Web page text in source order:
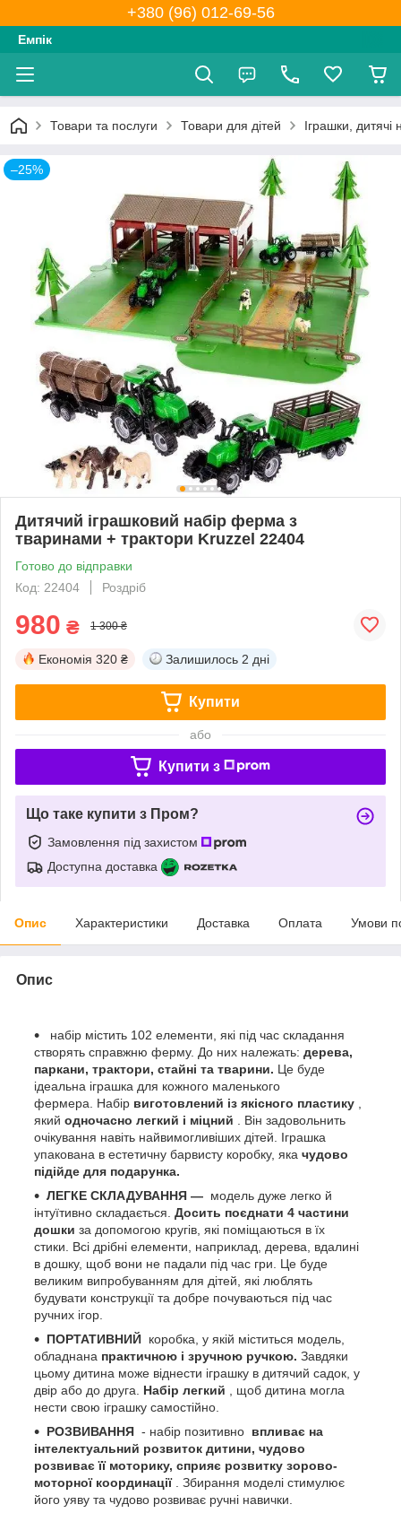
+380 (96) 012-69-56
Емпік
Товари та послуги Товари для дітей Іграшки, дитячі
–25%
Дитячий іграшковий набір ферма з
тваринами + трактори Kruzzel 22404
Готово до відправки
Код: 22404
Роздріб
980 ₴ 1 300 ₴
Економія 320 ₴ Залишилось 2 дні
Купити
або
Купити з
Що таке купити з Пром?
Замовлення під захистом
Доступна доставка
Опис Характеристики Доставка Оплата Умови
Опис
набір містить 102 елементи, які під час складання
створять справжню ферму. До них належать: дерева,
паркани, трактори, стайні та тварини. Це буде
ідеальна іграшка для кожного маленького
фермера. Набір виготовлений із якісного пластику
який одночасно легкий і міцний . Він задовольнить
очікування навіть найвимогливіших дітей. Іграшка
упакована в естетичну барвисту коробку, яка чудово
підійде для подарунка.
ЛЕГКЕ СКЛАДУВАННЯ — модель дуже легко й
інтуїтивно складається. Досить поєднати 4 частини
дошки за допомогою кругів, які поміщаються в їх
стики. Всі дрібні елементи, наприклад, дерева, вдалині
в дошку, щоб вони не падали під час гри. Це буде
великим випробуванням для дітей, які люблять
будувати конструкції та добре почуваються під час
ручних ігор.
ПОРТАТИВНИЙ коробка, у якій міститься модель,
обладнана практичною і зручною ручкою. Завдяки
цьому дитина може віднести іграшку в дитячий садок, у
двір або до друга. Набір легкий , щоб дитина могла
нести свою іграшку самостійно.
РОЗВИВАННЯ - набір позитивно впливає на
інтелектуальний розвиток дитини, чудово
розвиває її моторику, сприяє розвитку зорово-
моторної координації. Збирання моделі стимулює
його уяву та чудово розвиває ручні навички.